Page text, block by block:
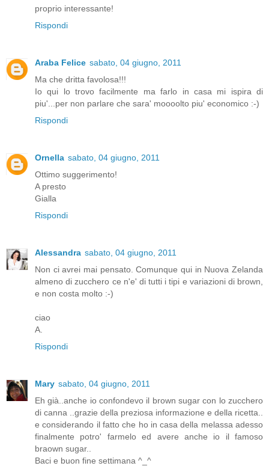
proprio interessante!
Rispondi
Araba Felice sabato, 04 giugno, 2011
Ma che dritta favolosa!!!
Io qui lo trovo facilmente ma farlo in casa mi ispira di
piu'...per non parlare che sara' moooolto piu' economico :-)
Rispondi
Ornella sabato, 04 giugno, 2011
Ottimo suggerimento!
A presto
Gialla
Rispondi
Alessandra sabato, 04 giugno, 2011
Non ci avrei mai pensato. Comunque qui in Nuova Zelanda
almeno di zucchero ce n'e' di tutti i tipi e variazioni di brown,
e non costa molto :-)
ciao
A.
Rispondi
Mary sabato, 04 giugno, 2011
Eh già..anche io confondevo il brown sugar con lo zucchero
di canna ..grazie della preziosa informazione e della ricetta..
e considerando il fatto che ho in casa della melassa adesso
finalmente potro' farmelo ed avere anche io il famoso
braown sugar..
Baci e buon fine settimana ^_^